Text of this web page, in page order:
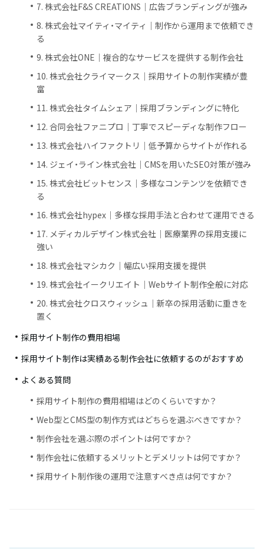
7. 株式会社F&S CREATIONS｜広告ブランディングが強み
8. 株式会社マイティ・マイティ｜制作から運用まで依頼でき
る
9. 株式会社ONE｜複合的なサービスを提供する制作会社
10. 株式会社クライマークス｜採用サイトの制作実績が豊
富
11. 株式会社タイムシェア｜採用ブランディングに特化
12. 合同会社ファニプロ｜丁寧でスピーディな制作フロー
13. 株式会社ハイファクトリ｜低予算からサイトが作れる
14. ジェイ・ライン株式会社｜CMSを用いたSEO対策が強み
15. 株式会社ビットセンス｜多様なコンテンツを依頼でき
る
16. 株式会社hypex｜多様な採用手法と合わせて運用できる
17. メディカルデザイン株式会社｜医療業界の採用支援に
強い
18. 株式会社マシカク｜幅広い採用支援を提供
19. 株式会社イークリエイト｜Webサイト制作全般に対応
20. 株式会社クロスウィッシュ｜新卒の採用活動に重きを
置く
採用サイト制作の費用相場
採用サイト制作は実績ある制作会社に依頼するのがおすすめ
よくある質問
採用サイト制作の費用相場はどのくらいですか？
Web型とCMS型の制作方式はどちらを選ぶべきですか？
制作会社を選ぶ際のポイントは何ですか？
制作会社に依頼するメリットとデメリットは何ですか？
採用サイト制作後の運用で注意すべき点は何ですか？